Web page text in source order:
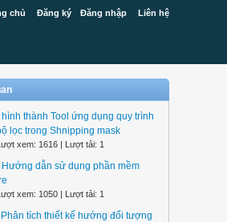
chủ Đăng ký Đăng nhập Liên hệ
thành Tool ứng dụng quy trình
lọc trong Shnipping mask
xem: 1616 | Lượt tải: 1
Hướng dẫn sử dụng phần mềm
xem: 1050 | Lượt tải: 1
tích thiết kế hướng đối tượng